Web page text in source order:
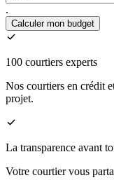
.
Calculer mon budget
100 courtiers experts
Nos courtiers en crédit
projet.
La transparence avant
Votre courtier vous